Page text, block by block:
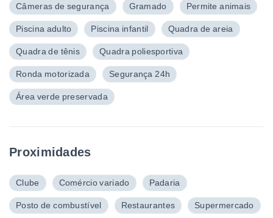
Câmeras de segurança Gramado Permite animais
Piscina adulto Piscina infantil Quadra de areia
Quadra de tênis Quadra poliesportiva
Ronda motorizada Segurança 24h
Área verde preservada
Proximidades
Clube Comércio variado Padaria
Posto de combustível Restaurantes Supermercado